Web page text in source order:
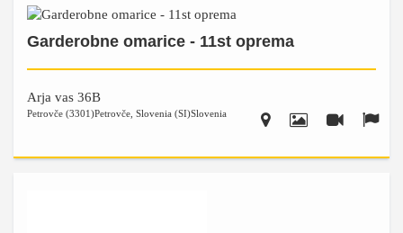
Garderobne omarice - 11st oprema
Arja vas 36B
Petrovče (3301)Petrovče Slovenia (SI)Slovenia